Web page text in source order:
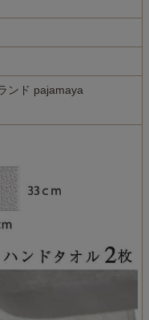
ンド pajamaya